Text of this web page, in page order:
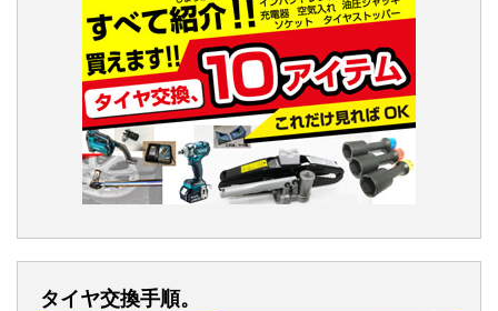
タイヤ交換手順。